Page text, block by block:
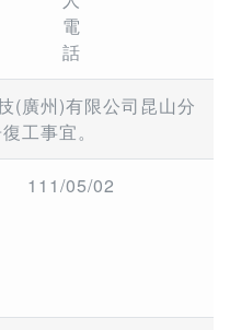
電
話
(廣州)有限公司昆山分
工事宜。
111/05/02